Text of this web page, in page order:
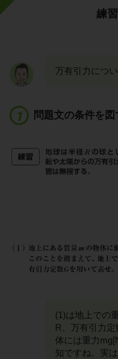
練
万有引力につ
問題文の条件を
(1)は地上での
R、万有引力
体には重力
知ですね。実